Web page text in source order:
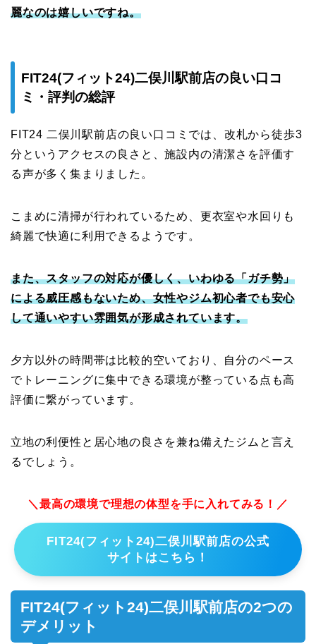
麗なのは嬉しいですね。
FIT24(フィット24)二俣川駅前店の良い口コ
ミ・評判の総評
FIT24 二俣川駅前店の良い口コミでは、改札から徒歩3
分というアクセスの良さと、施設内の清潔さを評価す
る声が多く集まりました。
こまめに清掃が行われているため、更衣室や水回りも
綺麗で快適に利用できるようです。
また、スタッフの対応が優しく、いわゆる「ガチ勢」
による威圧感もないため、女性やジム初心者でも安心
して通いやすい雰囲気が形成されています。
夕方以外の時間帯は比較的空いており、自分のペース
でトレーニングに集中できる環境が整っている点も高
評価に繋がっています。
立地の利便性と居心地の良さを兼ね備えたジムと言え
るでしょう。
＼最高の環境で理想の体型を手に入れてみる！／
FIT24(フィット24)二俣川駅前店の公式
サイトはこちら！
FIT24(フィット24)二俣川駅前店の2つの
デメリット